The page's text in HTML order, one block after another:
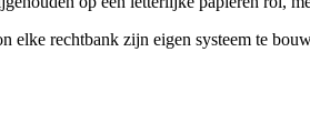
elke rechtbank zijn eigen systeem te